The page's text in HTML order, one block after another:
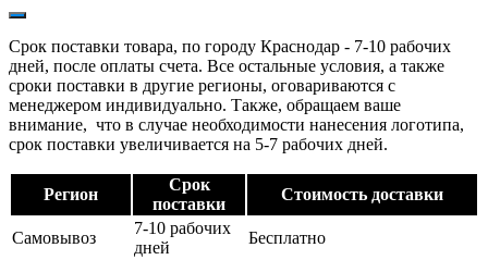
Срок поставки товара, по городу Краснодар - 7-10 рабочих
дней, после оплаты счета. Все остальные условия, а также
сроки поставки в другие регионы, оговариваются с
менеджером индивидуально. Также, обращаем ваше
внимание, что в случае необходимости нанесения логотипа,
срок поставки увеличивается на 5-7 рабочих дней.
Регион
Срок
поставки
Стоимость доставки
Самовывоз
7-10 рабочих
дней
Бесплатно